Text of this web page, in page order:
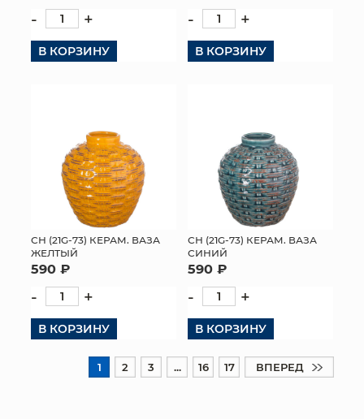
- +
В КОРЗИНУ
- +
В КОРЗИНУ
СН (21G-73) КЕРАМ. ВАЗА
ЖЕЛТЫЙ
590 ₽
- +
В КОРЗИНУ
СН (21G-73) КЕРАМ. ВАЗА
СИНИЙ
590 ₽
- +
В КОРЗИНУ
1 2 3 ... 16 17 ВПЕРЕД